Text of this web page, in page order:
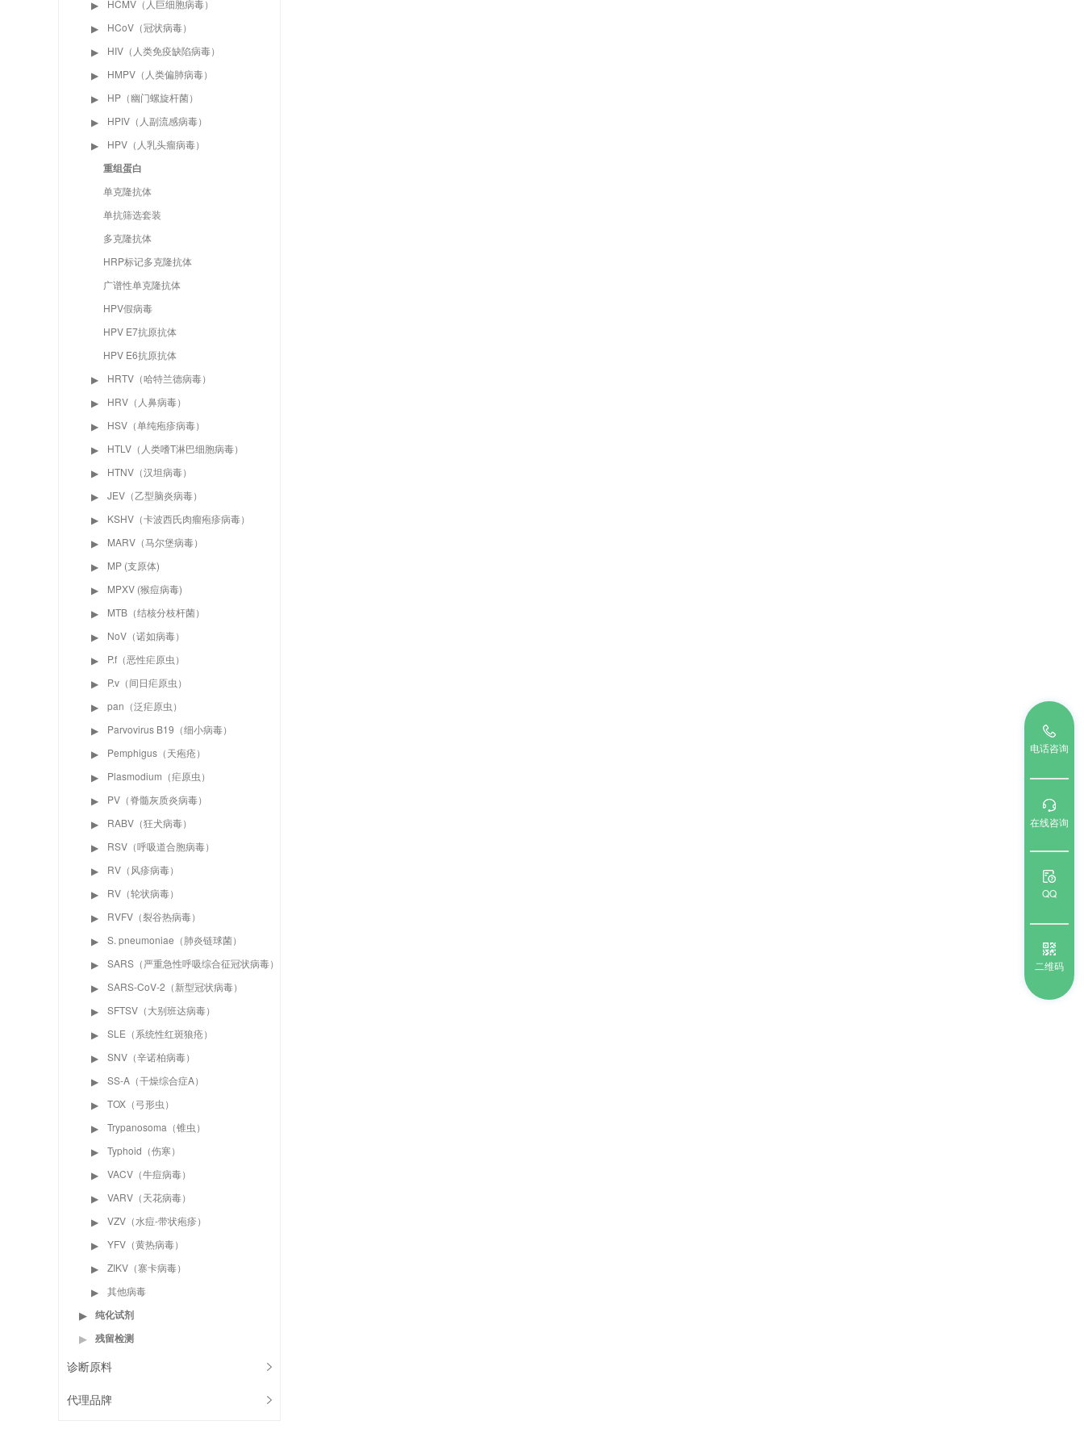
▶
HCMV（人巨细胞病毒）
▶
HCoV（冠状病毒）
▶
HIV（人类免疫缺陷病毒）
▶
HMPV（人类偏肺病毒）
▶
HP（幽门螺旋杆菌）
▶
HPIV（人副流感病毒）
▶
HPV（人乳头瘤病毒）
重组蛋白
单克隆抗体
单抗筛选套装
多克隆抗体
HRP标记多克隆抗体
广谱性单克隆抗体
HPV假病毒
HPV E7抗原抗体
HPV E6抗原抗体
▶
HRTV（哈特兰德病毒）
▶
HRV（人鼻病毒）
▶
HSV（单纯疱疹病毒）
▶
HTLV（人类嗜T淋巴细胞病毒）
▶
HTNV（汉坦病毒）
▶
JEV（乙型脑炎病毒）
▶
KSHV（卡波西氏肉瘤疱疹病毒）
▶
MARV（马尔堡病毒）
▶
MP (支原体)
▶
MPXV (猴痘病毒)
▶
MTB（结核分枝杆菌）
▶
NoV（诺如病毒）
▶
P.f（恶性疟原虫）
▶
P.v（间日疟原虫）
▶
pan（泛疟原虫）
▶
Parvovirus B19（细小病毒）
▶
Pemphigus（天疱疮）
▶
Plasmodium（疟原虫）
▶
PV（脊髓灰质炎病毒）
▶
RABV（狂犬病毒）
▶
RSV（呼吸道合胞病毒）
▶
RV（风疹病毒）
▶
RV（轮状病毒）
▶
RVFV（裂谷热病毒）
▶
S. pneumoniae（肺炎链球菌）
▶
SARS（严重急性呼吸综合征冠状病毒）
▶
SARS-CoV-2（新型冠状病毒）
▶
SFTSV（大别班达病毒）
▶
SLE（系统性红斑狼疮）
▶
SNV（辛诺柏病毒）
▶
SS-A（干燥综合症A）
▶
TOX（弓形虫）
▶
Trypanosoma（锥虫）
▶
Typhoid（伤寒）
▶
VACV（牛痘病毒）
▶
VARV（天花病毒）
▶
VZV（水痘-带状疱疹）
▶
YFV（黄热病毒）
▶
ZIKV（寨卡病毒）
▶
其他病毒
▶
纯化试剂
▶
残留检测
诊断原料
代理品牌
电话咨询
在线咨询
QQ
二维码